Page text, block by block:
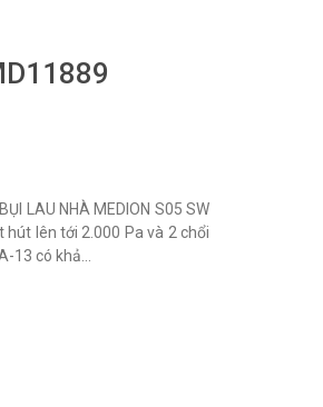
LAU NHÀ MEDION S05 SW
hút lên tới 2.000 Pa và 2 chổi
13 có khả...